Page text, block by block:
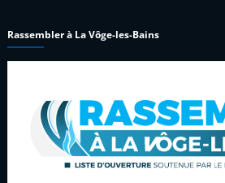
Rassembler à La Vôge-les-Bains